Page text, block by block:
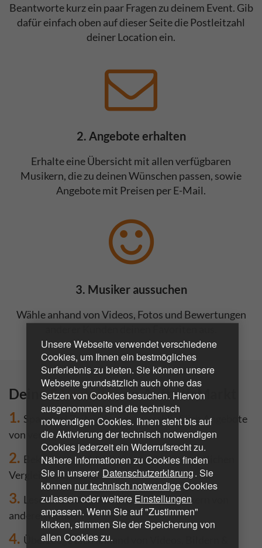
Unsere Webseite verwendet verschiedene
Cookies, um Ihnen ein bestmögliches
Surferlebnis zu bieten. Sie können unsere
Webseite grundsätzlich auch ohne das
Setzen von Cookies besuchen. Hiervon
ausgenommen sind die technisch
notwendigen Cookies. Ihnen steht bis auf
die Aktivierung der technisch notwendigen
Cookies jederzeit ein Widerrufsrecht zu.
Nähere Informationen zu Cookies finden
Sie in unserer Datenschutzerklärung. Sie
können nur technisch notwendigeCookies
zulassen oder weitere Einstellungen
anpassen. Wenn Sie auf "Zustimmen"
klicken, stimmen Sie der Speicherung von
allen Cookies zu.
Beantworte kurz ein paar Fragen zu deinem Event. Gib
dafür einfach oben auf dieser Seite die Postleitzahl
deiner Location ein.
2. Angebote erhalten
Erhalte eine Übersicht mit allen verfügbaren
Musikern, die zu deinen Wünschen passen, sowie
Angebote mit Preisen per E-Mail.
3. Musiker aussuchen
Wähle anhand von Videos, Fotos und Bewertungen
Deine5 Vorteilevon AuftrittsMarkt
1. Spare viel Zeit, indem du ausschließlich Angebote
von verfügbaren Musikern bekommst
2. Bekomme alle Musiker auf deiner persönlichen
Vergleichsseite angezeigt
3. Lese Erfahrungsberichte zu den Musikern von
anderen Kunden
4. Überzeuge dich anhand von Videos, Bildern &